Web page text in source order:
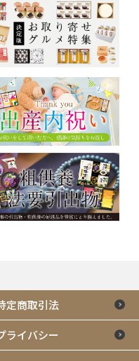
定商取引法
ライバシー